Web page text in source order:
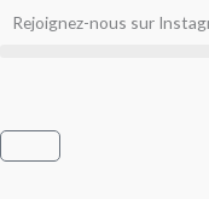
AllerRejoignez-nous sur
Panier